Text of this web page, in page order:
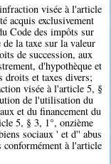
visée à l'article
acquis exclusivement
Code des impôts sur
la taxe sur la valeur
de succession, aux
d'hypothèque et
droits et taxes divers;
visée à l'article 5, §
de l'utilisation du
et du financement du
5, § 3, 1°, onzième
sociaux ' et d'' abus
conformément à l'article